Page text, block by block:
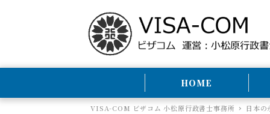
HOME
VISA-COM ビザコム 小松原行政書士事務所 日本の